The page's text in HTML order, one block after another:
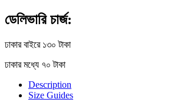
ডেলিভারি চার্জ:
ঢাকার বাইরে ১৩০ টাকা
ঢাকার মধ্যে ৭০ টাকা
Description
Size Guides